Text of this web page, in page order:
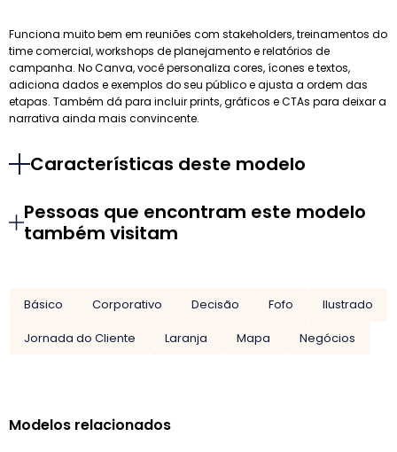
Funciona muito bem em reuniões com stakeholders, treinamentos do
time comercial, workshops de planejamento e relatórios de
campanha. No Canva, você personaliza cores, ícones e textos,
adiciona dados e exemplos do seu público e ajusta a ordem das
etapas. Também dá para incluir prints, gráficos e CTAs para deixar a
narrativa ainda mais convincente.
Características deste modelo
Pessoas que encontram este modelo
também visitam
Básico Corporativo Decisão Fofo
Ilustrado
Jornada do Cliente
Laranja Mapa Negócios
Modelos relacionados